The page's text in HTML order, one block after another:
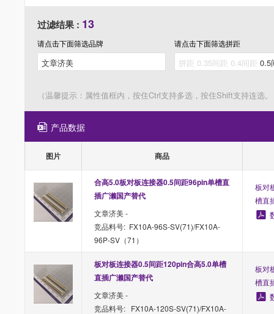
过滤结果 : 13
请点击下面筛选品牌 请点击下面筛选拼距
（温馨提示：属性值框内，按住Ctrl支持多选，按住Shift支持连选
产品数据
图片 商品
合高5.0板对板连接器0.5间距96pin单槽直
插广濑国产替代
文章济美 -
竞品料号: FX10A-96S-SV(71)/FX10A-
96P-SV（71）
板对
槽直
板对板连接器0.5间距120pin合高5.0单槽
直插广濑国产替代
文章济美 -
竞品料号: FX10A-120S-SV(71)/FX10A-
板对
槽直